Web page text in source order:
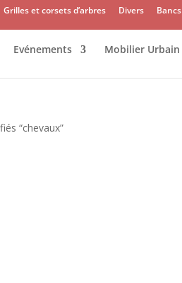
Grilles et corsets d’arbres Divers Bancs
Evénements Mobilier Urbain
“chevaux”